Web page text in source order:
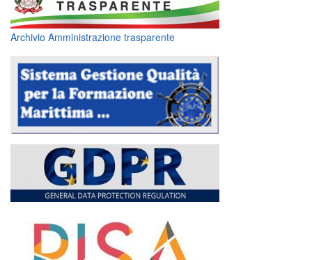
Archivio Amministrazione trasparente